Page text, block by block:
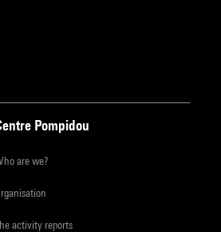
Pompidou
are we?
activity reports